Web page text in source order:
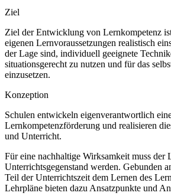
Ziel
Ziel der Entwicklung von Lernkompetenz
eigenen Lernvoraussetzungen realistisch
der Lage sind, individuell geeignete
situationsgerecht zu nutzen und für das
einzusetzen.
Konzeption
Schulen entwickeln eigenverantwortlich
Lernkompetenzförderung und realisieren
und Unterricht.
Für eine nachhaltige Wirksamkeit muss der
Unterrichtsgegenstand werden. Gebunden
Teil der Unterrichtszeit dem Lernen des
Lehrpläne bieten dazu Ansatzpunkte und